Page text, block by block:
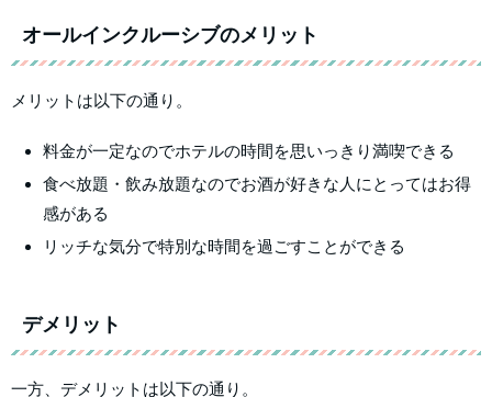
オールインクルーシブのメリット
メリットは以下の通り。
料金が一定なのでホテルの時間を思いっきり満喫できる
食べ放題・飲み放題なのでお酒が好きな人にとってはお得
感がある
リッチな気分で特別な時間を過ごすことができる
デメリット
一方、デメリットは以下の通り。